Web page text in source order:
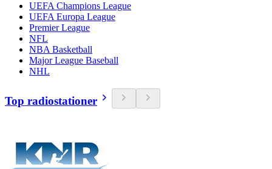
UEFA Champions League
UEFA Europa League
Premier League
NFL
NBA Basketball
Major League Baseball
NHL
Top radiostationer